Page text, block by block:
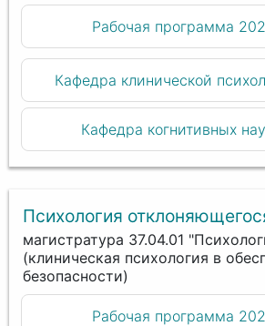
Рабочая программа
Кафедра клинической
Кафедра когнитивных
Психология
магистратура 37.04.01
(клиническая психология в
безопасности)
Рабочая программа